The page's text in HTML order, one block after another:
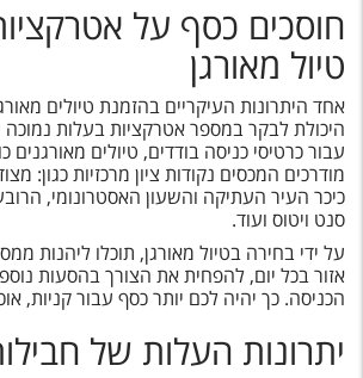
קרוז
מגזין אשת
שירות לקוחות
טופס צור קשר
נגישות
עקבו אחרינו
חוסכים כסף על
טיול מאורגן
אחד היתרונות העיקריים בהזמנת טיולים
היכולת לבקר במספר אטרקציות בעלות
עבור כרטיסי כניסה בודדים, טיולים מאורגנים
מודרכים המכסים נקודות ציון מרכזיות כגון:
כיכר העיר העתיקה והשעון האסטרונומי,
סנט ויטוס ועוד.
על ידי בחירה בטיול מאורגן, תוכלו ליהנות
אזור בכל יום, להפחית את הצורך בהסעות
הכניסה. כך יהיה לכם יותר כסף עבור קניות,
יתרונות העלות של